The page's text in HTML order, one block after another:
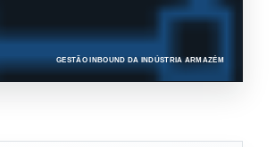
GESTÃO INBOUND DA INDÚSTRIA ARMAZÉM